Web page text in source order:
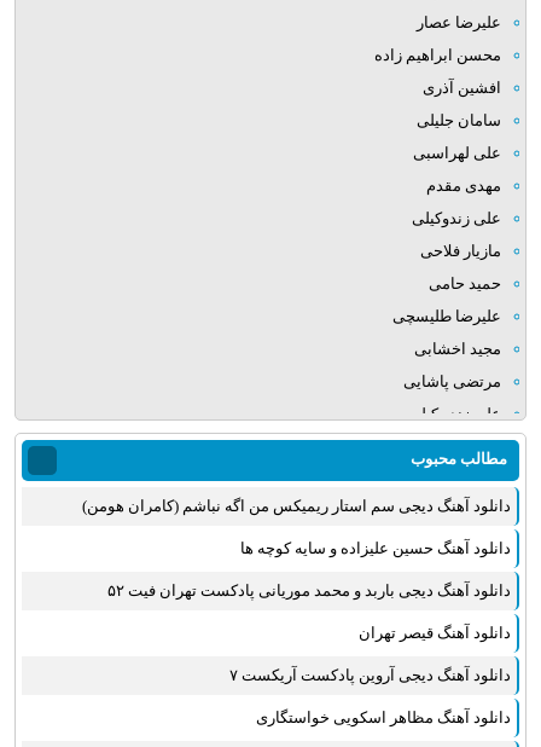
علیرضا عصار
محسن ابراهیم زاده
افشین آذری
سامان جلیلی
علی لهراسبی
مهدی مقدم
علی زندوکیلی
مازیار فلاحی
حمید حامی
علیرضا طلیسچی
مجید اخشابی
مرتضی پاشایی
علی زند وکیلی
میلاد بابایی
مهدی یراحی
روزبه نعمت الهی
عماد طالب زاده
علی عبدالمالکی
مجید خراطها
زانیار خسروی
امیر عظیمی
مطالب محبوب
دانلود آهنگ دیجی سم استار ریمیکس من اگه نباشم (کامران هومن)
دانلود آهنگ حسین علیزاده و سایه کوچه ها
دانلود آهنگ دیجی باربد و محمد موریانی پادکست تهران فیت ۵۲
دانلود آهنگ قیصر تهران
دانلود آهنگ دیجی آروین پادکست آریکست ۷
دانلود آهنگ مظاهر اسکویی خواستگاری